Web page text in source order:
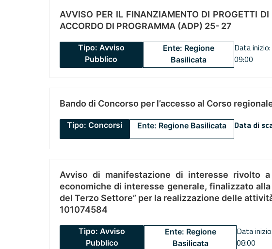
AVVISO PER IL FINANZIAMENTO DI PROGETTI
ACCORDO DI PROGRAMMA (ADP) 25- 27
Tipo: Avviso
Pubblico
Ente: Regione
Basilicata
Data
09:00
Bando di Concorso per l’accesso al Corso
Tipo: Concorsi Ente: Regione Basilicata Data di
Avviso di manifestazione di interesse rivolto
economiche di interesse generale, finalizzato
del Terzo Settore” per la realizzazione delle
101074584
Tipo: Avviso
Pubblico
Ente: Regione
Basilicata
Data
08:00